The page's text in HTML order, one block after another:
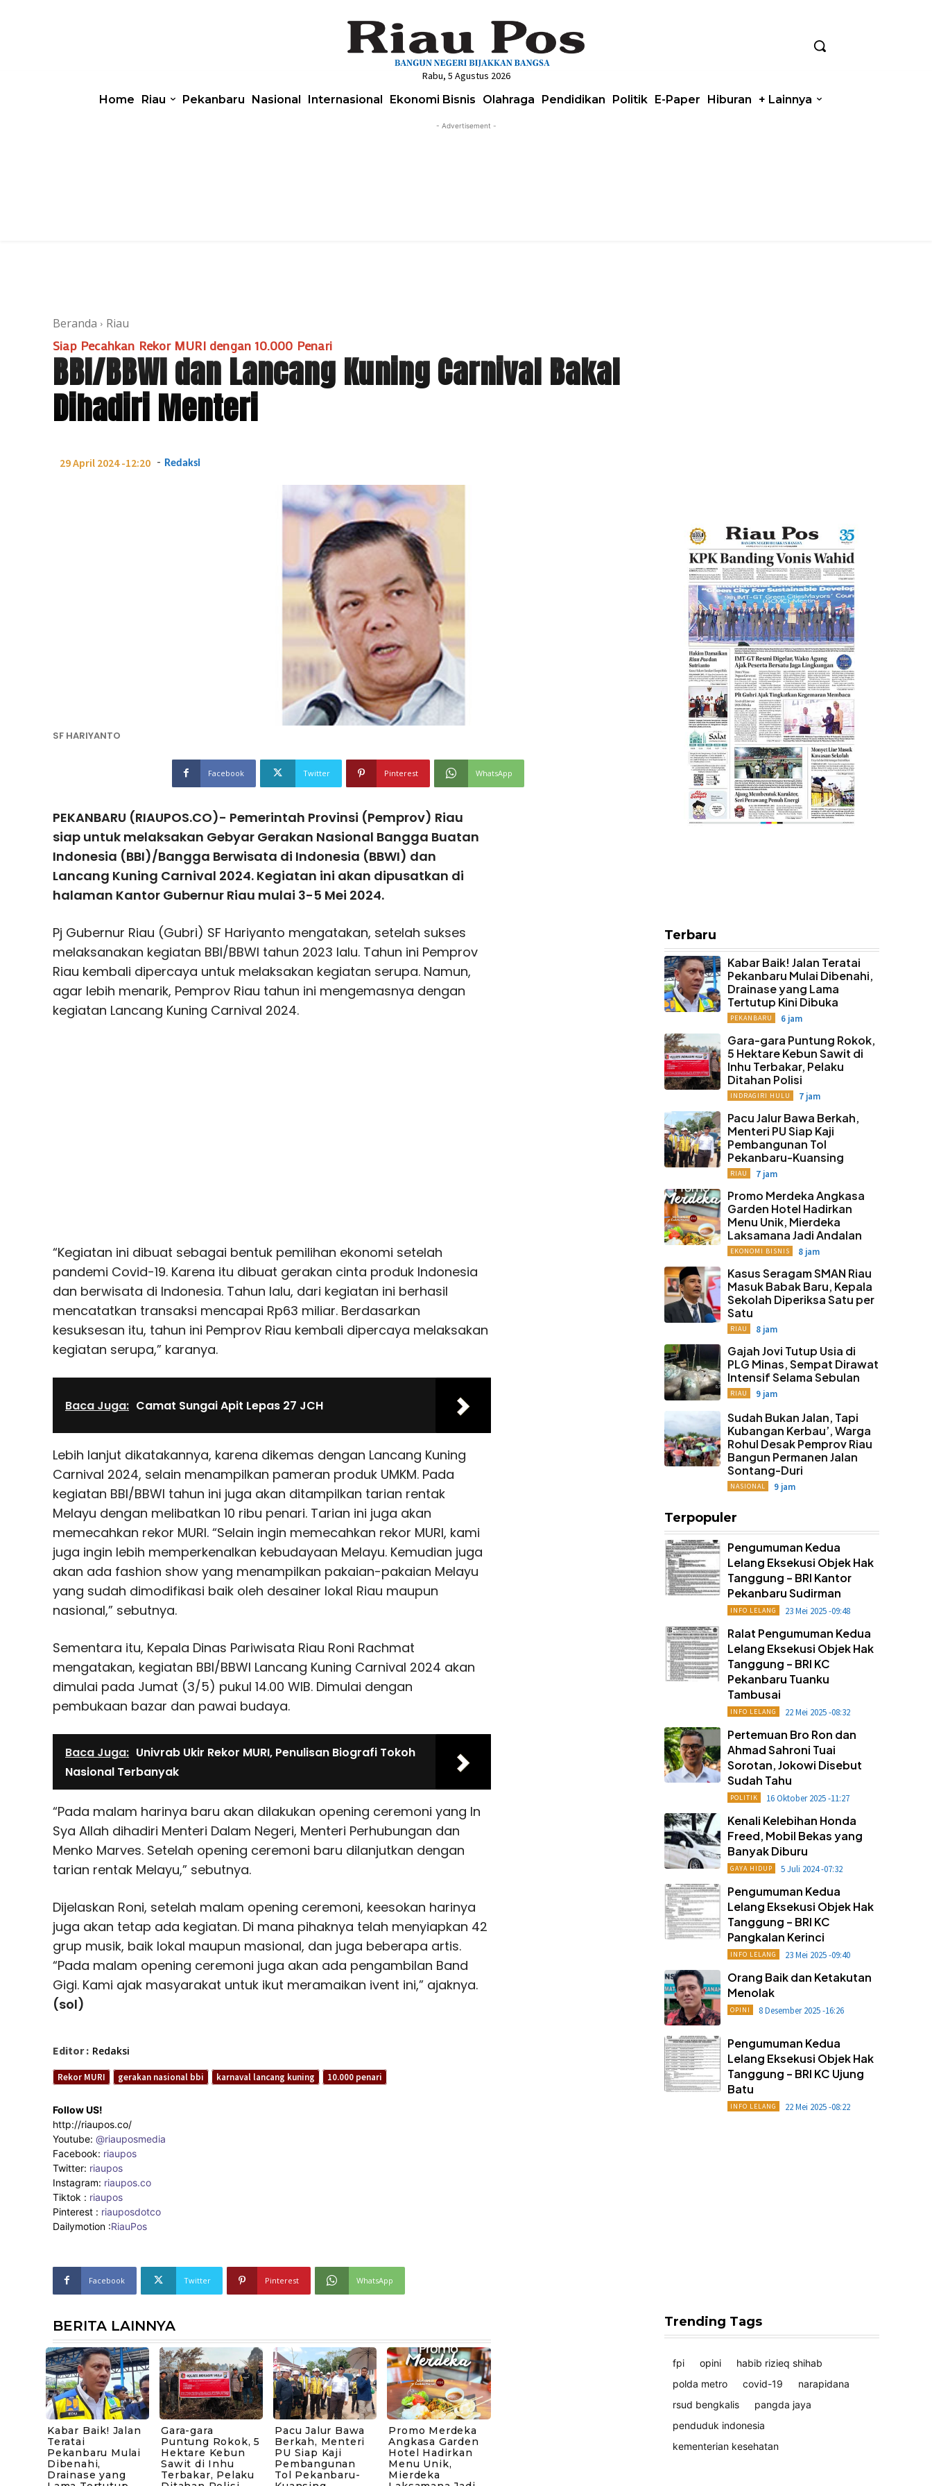
Rabu, 5 Agustus 2026
Home Riau Pekanbaru Nasional Internasional Ekonomi Bisnis Olahraga Pendidikan Politik E-Paper Hiburan + Lainnya
- Advertisement -
Beranda Riau
Siap Pecahkan Rekor MURI dengan 10.000 Penari
BBI/BBWI dan Lancang Kuning Carnival Bakal
Dihadiri Menteri
29 April 2024 -12:20 - Redaksi
SF HARIYANTO
Facebook Twitter Pinterest WhatsApp
PEKANBARU (RIAUPOS.CO)- Pemerintah Provinsi (Pemprov) Riau
siap untuk melaksakan Gebyar Gerakan Nasional Bangga Buatan
Indonesia (BBI)/Bangga Berwisata di Indonesia (BBWI) dan
Lancang Kuning Carnival 2024. Kegiatan ini akan dipusatkan di
halaman Kantor Gubernur Riau mulai 3-5 Mei 2024.
Pj Gubernur Riau (Gubri) SF Hariyanto mengatakan, setelah sukses
melaksanakan kegiatan BBI/BBWI tahun 2023 lalu. Tahun ini Pemprov
Riau kembali dipercaya untuk melaksakan kegiatan serupa. Namun,
agar lebih menarik, Pemprov Riau tahun ini mengemasnya dengan
kegiatan Lancang Kuning Carnival 2024.
“Kegiatan ini dibuat sebagai bentuk pemilihan ekonomi setelah
pandemi Covid-19. Karena itu dibuat gerakan cinta produk Indonesia
dan berwisata di Indonesia. Tahun lalu, dari kegiatan ini berhasil
mencatatkan transaksi mencapai Rp63 miliar. Berdasarkan
kesuksesan itu, tahun ini Pemprov Riau kembali dipercaya melaksakan
kegiatan serupa,” karanya.
Baca Juga: Camat Sungai Apit Lepas 27 JCH
Lebih lanjut dikatakannya, karena dikemas dengan Lancang Kuning
Carnival 2024, selain menampilkan pameran produk UMKM. Pada
kegiatan BBI/BBWI tahun ini juga akan ditampilkan tarian rentak
Melayu dengan melibatkan 10 ribu penari. Tarian ini juga akan
memecahkan rekor MURI. “Selain ingin memecahkan rekor MURI, kami
juga ingin lebih memperkenalkan kebudayaan Melayu. Kemudian juga
akan ada fashion show yang menampilkan pakaian-pakaian Melayu
yang sudah dimodifikasi baik oleh desainer lokal Riau maupun
nasional,” sebutnya.
Sementara itu, Kepala Dinas Pariwisata Riau Roni Rachmat
mengatakan, kegiatan BBI/BBWI Lancang Kuning Carnival 2024 akan
dimulai pada Jumat (3/5) pukul 14.00 WIB. Dimulai dengan
pembukaan bazar dan pawai budaya.
Baca Juga: Univrab Ukir Rekor MURI, Penulisan Biografi Tokoh
Nasional Terbanyak
“Pada malam harinya baru akan dilakukan opening ceremoni yang In
Sya Allah dihadiri Menteri Dalam Negeri, Menteri Perhubungan dan
Menko Marves. Setelah opening ceremoni baru dilanjutkan dengan
tarian rentak Melayu,” sebutnya.
Dijelaskan Roni, setelah malam opening ceremoni, keesokan harinya
juga akan tetap ada kegiatan. Di mana pihaknya telah menyiapkan 42
grup musik, baik lokal maupun masional, dan juga beberapa artis.
“Pada malam opening ceremoni juga akan ada pengambilan Band
Gigi. Kami ajak masyarakat untuk ikut meramaikan ivent ini,” ajaknya.
(sol)
Editor : Redaksi
Rekor MURI gerakan nasional bbi karnaval lancang kuning 10.000 penari
Follow US!
http://riaupos.co/
Youtube: @riauposmedia
Facebook: riaupos
Twitter: riaupos
Instagram: riaupos.co
Tiktok : riaupos
Pinterest : riauposdotco
Dailymotion :RiauPos
Facebook Twitter Pinterest WhatsApp
BERITA LAINNYA
Kabar Baik! Jalan
Teratai
Pekanbaru Mulai
Dibenahi,
Drainase yang
Gara-gara
Puntung Rokok, 5
Hektare Kebun
Sawit di Inhu
Terbakar, Pelaku
Pacu Jalur Bawa
Berkah, Menteri
PU Siap Kaji
Pembangunan
Tol Pekanbaru-
Promo Merdeka
Angkasa Garden
Hotel Hadirkan
Menu Unik,
Mierdeka
Terbaru
Kabar Baik! Jalan Teratai
Pekanbaru Mulai Dibenahi,
Drainase yang Lama
Tertutup Kini Dibuka
PEKANBARU 6 jam
Gara-gara Puntung Rokok,
5 Hektare Kebun Sawit di
Inhu Terbakar, Pelaku
Ditahan Polisi
INDRAGIRI HULU 7 jam
Pacu Jalur Bawa Berkah,
Menteri PU Siap Kaji
Pembangunan Tol
Pekanbaru-Kuansing
RIAU 7 jam
Promo Merdeka Angkasa
Garden Hotel Hadirkan
Menu Unik, Mierdeka
Laksamana Jadi Andalan
EKONOMI BISNIS 8 jam
Kasus Seragam SMAN Riau
Masuk Babak Baru, Kepala
Sekolah Diperiksa Satu per
Satu
RIAU 8 jam
Gajah Jovi Tutup Usia di
PLG Minas, Sempat Dirawat
Intensif Selama Sebulan
RIAU 9 jam
Sudah Bukan Jalan, Tapi
Kubangan Kerbau’, Warga
Rohul Desak Pemprov Riau
Bangun Permanen Jalan
Sontang-Duri
NASIONAL 9 jam
Terpopuler
Pengumuman Kedua
Lelang Eksekusi Objek Hak
Tanggung – BRI Kantor
Pekanbaru Sudirman
INFO LELANG 23 Mei 2025 -09:48
Ralat Pengumuman Kedua
Lelang Eksekusi Objek Hak
Tanggung – BRI KC
Pekanbaru Tuanku
Tambusai
INFO LELANG 22 Mei 2025 -08:32
Pertemuan Bro Ron dan
Ahmad Sahroni Tuai
Sorotan, Jokowi Disebut
Sudah Tahu
POLITIK 16 Oktober 2025 -11:27
Kenali Kelebihan Honda
Freed, Mobil Bekas yang
Banyak Diburu
GAYA HIDUP 5 Juli 2024 -07:32
Pengumuman Kedua
Lelang Eksekusi Objek Hak
Tanggung – BRI KC
Pangkalan Kerinci
INFO LELANG 23 Mei 2025 -09:40
Orang Baik dan Ketakutan
Menolak
OPINI 8 Desember 2025 -16:26
Pengumuman Kedua
Lelang Eksekusi Objek Hak
Tanggung – BRI KC Ujung
Batu
INFO LELANG 22 Mei 2025 -08:22
Trending Tags
fpi opini
habib rizieq shihab
polda metro
covid-19
narapidana
rsud bengkalis
pangda jaya
penduduk indonesia
kementerian kesehatan